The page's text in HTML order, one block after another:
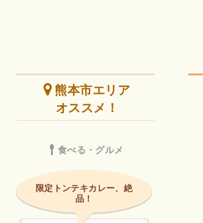
熊本市エリア
オススメ！
食べる・グルメ
限定トンテキカレー、絶
品！